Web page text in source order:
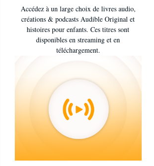
Accédez à un large choix de livres audio,
créations & podcasts Audible Original et
histoires pour enfants. Ces titres sont
disponibles en streaming et en
téléchargement.